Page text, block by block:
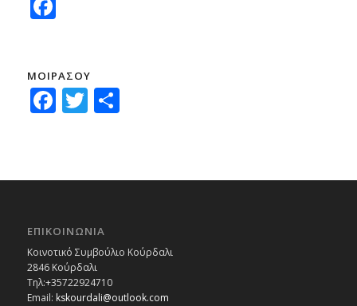
ΜΟΙΡΑΣΟΥ
Facebook
Twitter
Μοιραστείτε
ΕΠΙΚΟΙΝΩΝΙΑ
Κοινοτικό Συμβούλιο Κούρδαλι
2846 Κούρδαλι
Τηλ:+35722924710
Email: kskourdali@outlook.com